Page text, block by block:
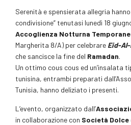
Serenità e spensierata allegria
condivisione” tenutasi lunedì 18
Accoglienza Notturna
Margherita 8/A) per celebrare Eid-A
che sancisce la fine del Ramadan.
Un ottimo cous cous ed un’insalata
tunisina, entrambi preparati
Tunisia, hanno deliziato i presenti.
L’evento, organizzato dall’
in collaborazione con Società Dolce